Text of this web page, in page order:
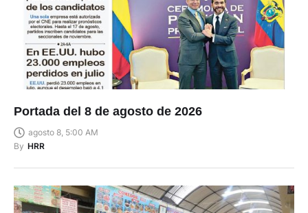
Portada del 8 de agosto de 2026
agosto 8, 5:00 AM
By HRR